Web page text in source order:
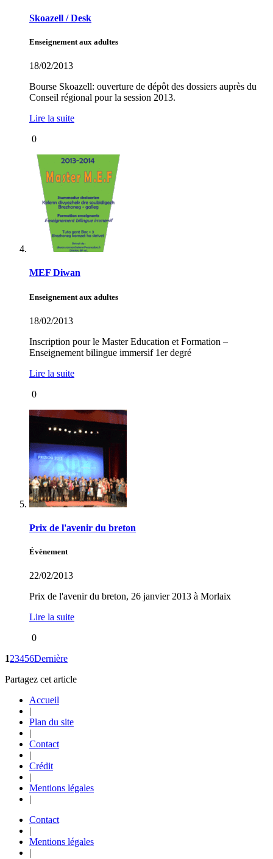
Skoazell / Desk
Enseignement aux adultes
18/02/2013
Bourse Skoazell: ouverture de dépôt des dossiers auprès du
Conseil régional pour la session 2013.
Lire la suite
0
MEF Diwan
Enseignement aux adultes
18/02/2013
Inscription pour le Master Education et Formation –
Enseignement bilingue immersif 1er degré
Lire la suite
0
Prix de l'avenir du breton
Évènement
22/02/2013
Prix de l'avenir du breton, 26 janvier 2013 à Morlaix
Lire la suite
0
123456Dernière
Partagez cet article
Accueil
|
Plan du site
|
Contact
|
Crédit
|
Mentions légales
|
Contact
|
Mentions légales
|